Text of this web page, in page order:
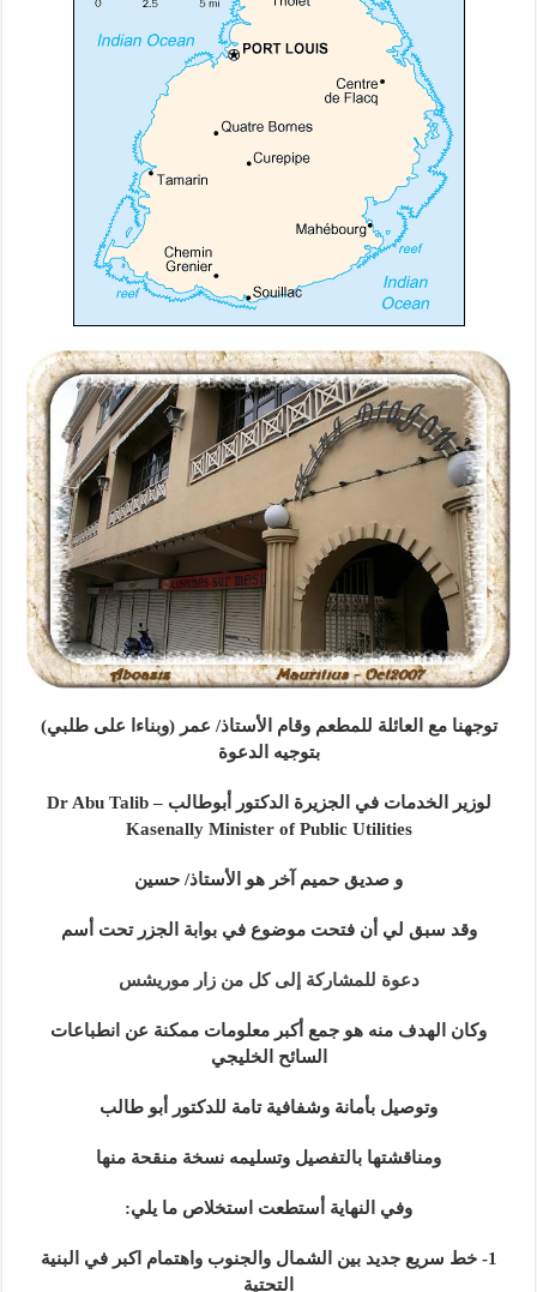
توجهنا مع العائلة للمطعم وقام الأستاذ/ عمر (وبناءا على طلبي)
بتوجيه الدعوة
لوزير الخدمات في الجزيرة الدكتور أبوطالب – Dr Abu Talib
Kasenally Minister of Public Utilities
و صديق حميم آخر هو الأستاذ/ حسين
وقد سبق لي أن فتحت موضوع في بوابة الجزر تحت أسم
دعوة للمشاركة إلى كل من زار موريشس
وكان الهدف منه هو جمع أكبر معلومات ممكنة عن انطباعات
السائح الخليجي
وتوصيل بأمانة وشفافية تامة للدكتور أبو طالب
ومناقشتها بالتفصيل وتسليمه نسخة منقحة منها
وفي النهاية أستطعت استخلاص ما يلي:
1- خط سريع جديد بين الشمال والجنوب واهتمام اكبر في البنية
التحتية